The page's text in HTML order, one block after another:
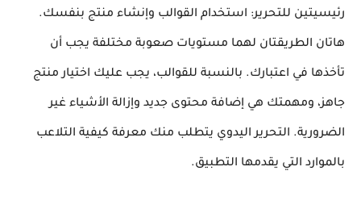
رئيسيتين للتحرير: استخدام القوالب وإنشاء منتج بنفسك.
هاتان الطريقتان لهما مستويات صعوبة مختلفة يجب أن
تأخذها في اعتبارك. بالنسبة للقوالب، يجب عليك اختيار منتج
جاهز، ومهمتك هي إضافة محتوى جديد وإزالة الأشياء غير
الضرورية. التحرير اليدوي يتطلب منك معرفة كيفية التلاعب
بالموارد التي يقدمها التطبيق.